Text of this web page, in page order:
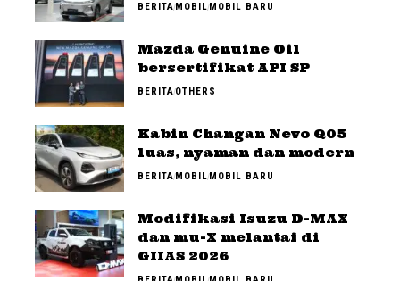
BERITAMOBILMOBIL BARU
Mazda Genuine Oil
bersertifikat API SP
BERITAOTHERS
Kabin Changan Nevo Q05
luas, nyaman dan modern
BERITAMOBILMOBIL BARU
Modifikasi Isuzu D-MAX
dan mu-X melantai di
GIIAS 2026